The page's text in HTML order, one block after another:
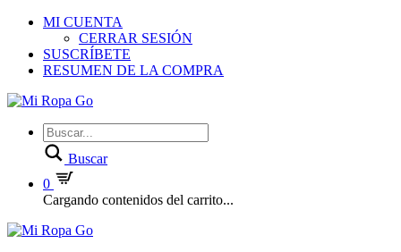
MI CUENTA
CERRAR SESIÓN
SUSCRÍBETE
RESUMEN DE LA COMPRA
Buscar
0
Cargando contenidos del carrito...